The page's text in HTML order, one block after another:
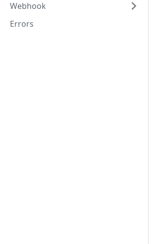
Webhook
Errors